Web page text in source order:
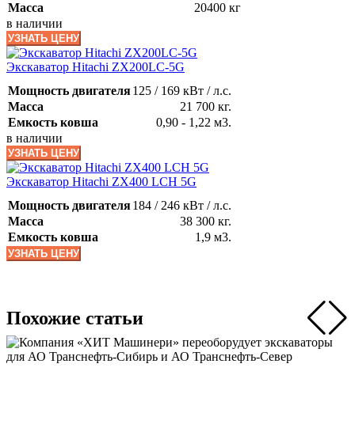
Масса
20400 кг
в наличии
УЗНАТЬ ЦЕНУ
Экскаватор Hitachi ZX200LC-5G
Мощность двигателя125 / 169 кВт / л.с.
Масса
21 700 кг.
Емкость ковша
0,90 - 1,22 м3.
в наличии
УЗНАТЬ ЦЕНУ
Экскаватор Hitachi ZX400 LCH 5G
Мощность двигателя184 / 246 кВт / л.с.
Масса
38 300 кг.
Емкость ковша
1,9 м3.
УЗНАТЬ ЦЕНУ
Похожие статьи